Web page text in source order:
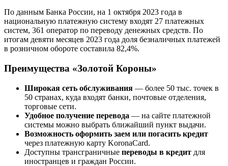
По данным Банка России, на 1 октября 2023 года в
национальную платежную систему входят 27 платежных
систем, 361 оператор по переводу денежных средств. По
итогам девяти месяцев 2023 года доля безналичных платежей
в розничном обороте составила 82,4%.
Преимущества «Золотой Короны»
Широкая сеть обслуживания — более 50 тыс. точек в
50 странах, куда входят банки, почтовые отделения,
торговые сети.
Удобное получение перевода — на сайте платежной
системы можно выбрать ближайший пункт выдачи.
Возможность оформить заем или погасить кредит
через платежную карту KoronaCard.
Доступны трансграничные переводы в кредит для
иностранцев и граждан России.